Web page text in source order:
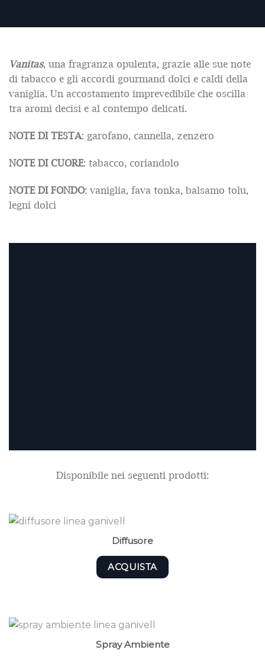
Vanitas, una fragranza opulenta, grazie alle sue note
di tabacco e gli accordi gourmand dolci e caldi della
vaniglia. Un accostamento imprevedibile che oscilla
tra aromi decisi e al contempo delicati.
NOTE DI TESTA: garofano, cannella, zenzero
NOTE DI CUORE: tabacco, coriandolo
NOTE DI FONDO: vaniglia, fava tonka, balsamo tolu,
legni dolci
Disponibile nei seguenti prodotti:
Diffusore
ACQUISTA
Spray Ambiente